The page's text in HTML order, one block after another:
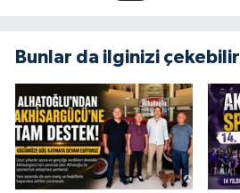
Bunlar da ilginizi çekebilir